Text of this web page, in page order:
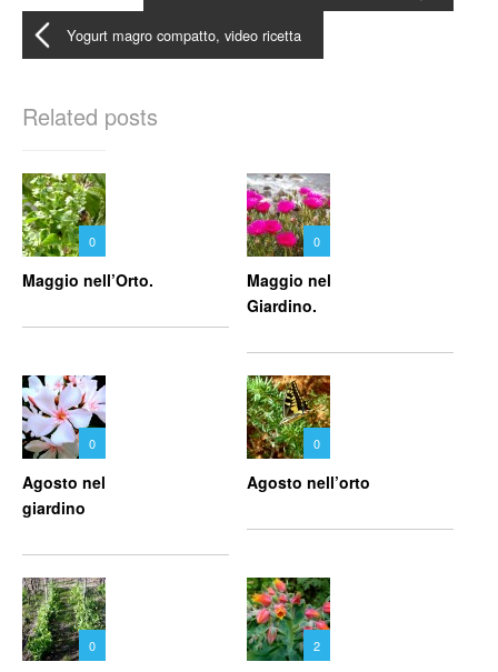
Yogurt magro compatto, video ricetta
Related posts
0
Maggio nell’Orto.
0
Maggio nel
Giardino.
0
Agosto nel
giardino
0
Agosto nell’orto
0 2